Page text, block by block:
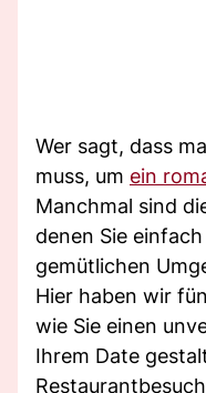
Wer sagt, dass
muss, um ein
Manchmal sind
denen Sie
gemütlichen
Hier haben wir
wie Sie einen
Ihrem Date